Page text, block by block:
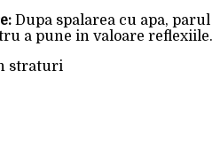
Dupa spalarea cu apa, parul
a pune in valoare reflexiile.
straturi